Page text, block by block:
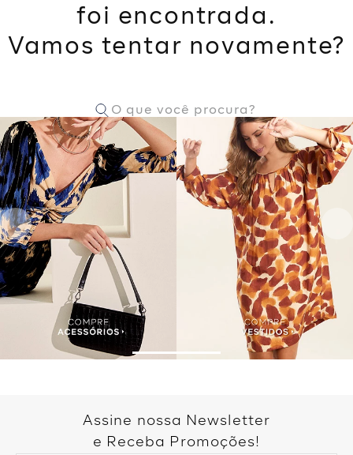
foi encontrada.
Vamos tentar novamente?
Assine nossa Newsletter
e Receba Promoções!